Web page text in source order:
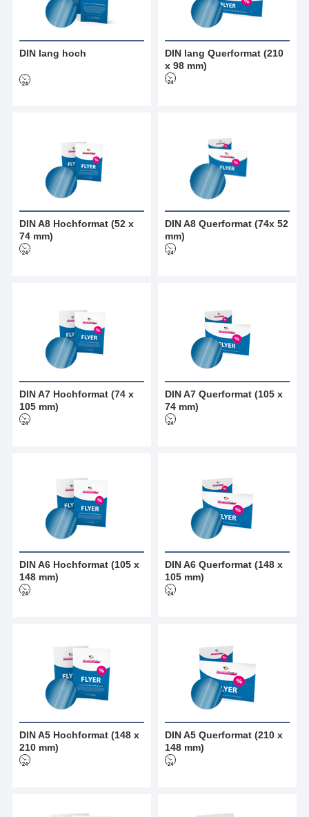
DIN lang hoch
DIN lang Querformat (210
x 98 mm)
DIN A8 Hochformat (52 x
74 mm)
DIN A8 Querformat (74x 52
mm)
DIN A7 Hochformat (74 x
105 mm)
DIN A7 Querformat (105 x
74 mm)
DIN A6 Hochformat (105 x
148 mm)
DIN A6 Querformat (148 x
105 mm)
DIN A5 Hochformat (148 x
210 mm)
DIN A5 Querformat (210 x
148 mm)